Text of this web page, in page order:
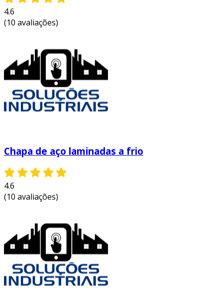
4.6
(10 avaliações)
Chapa de aço laminadas a frio
4.6
(10 avaliações)